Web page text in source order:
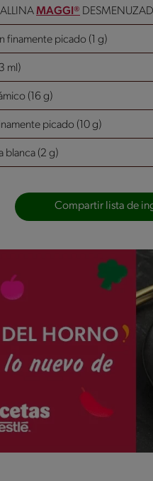
MAGGI®
finamente picado (1 g)
ml)
(16 g)
picado (10 g)
blanca (2 g)
Compartir lista de